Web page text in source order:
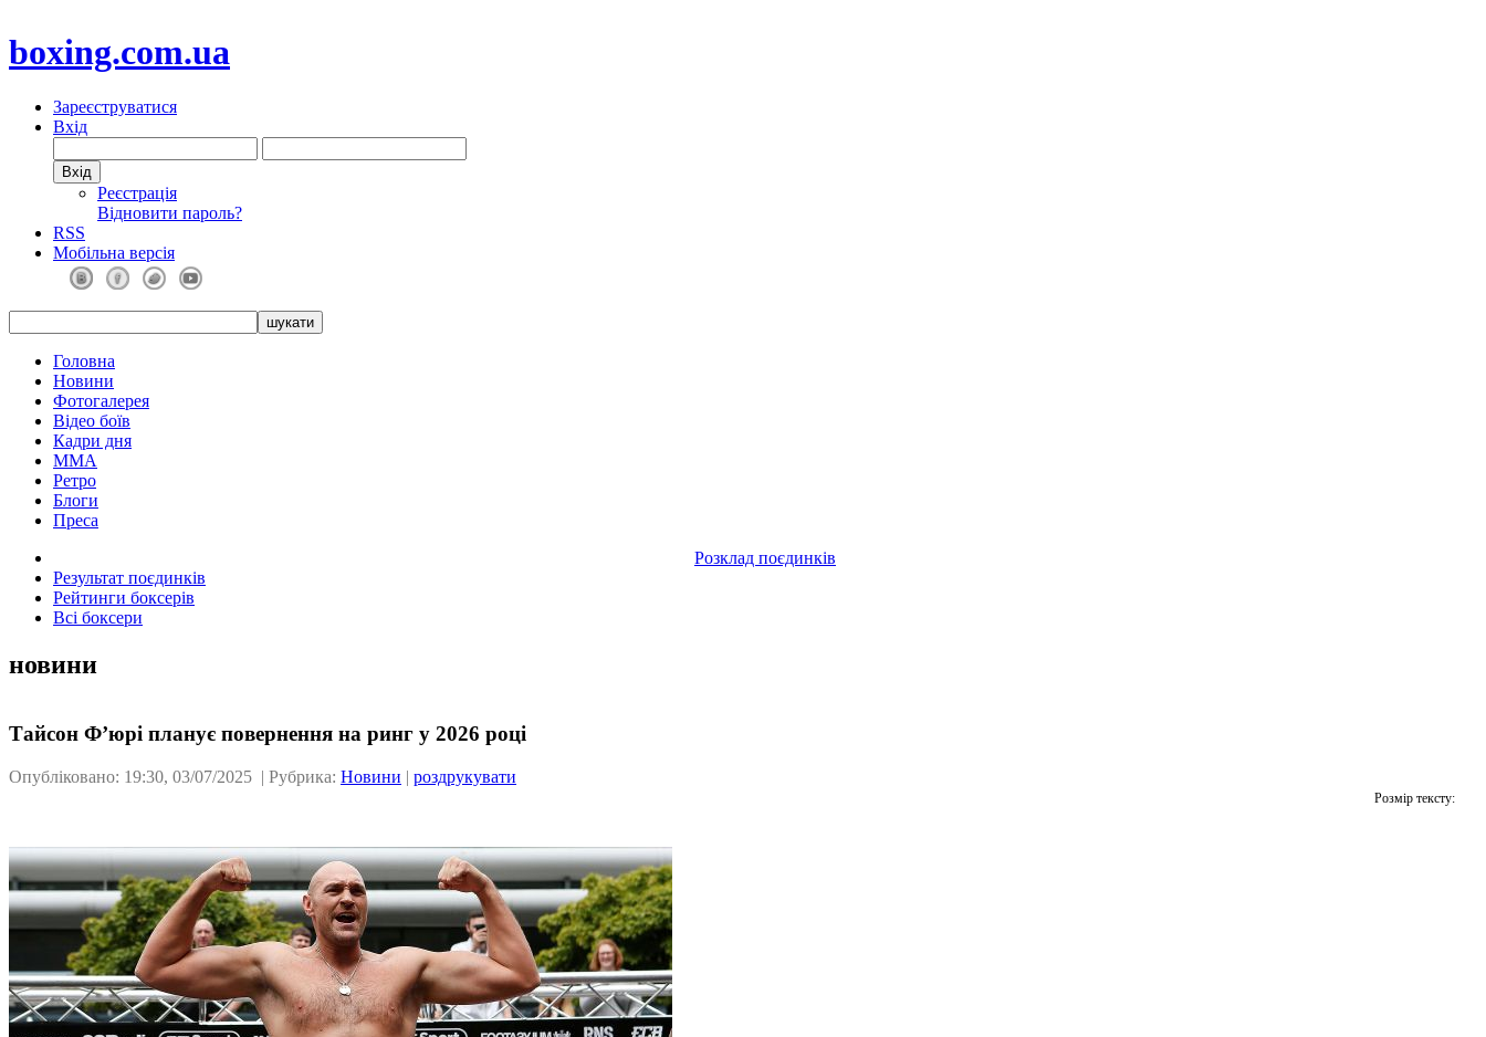
boxing.com.ua
Зареєструватися
Вхід
Реєстрація
Відновити пароль?
RSS
Мобільна версія
Головна
Новини
Фотогалерея
Відео боїв
Кадри дня
ММА
Ретро
Блоги
Преса
Розклад поєдинків
Результат поєдинків
Рейтинги боксерів
Всі боксери
новини
Тайсон Ф’юрі планує повернення на ринг у 2026 році
Опубліковано: 19:30, 03/07/2025 | Рубрика: Новини | роздрукувати
Розмір тексту: